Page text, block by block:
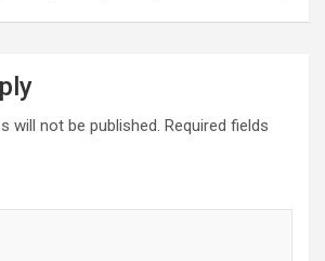
will not be published. Required fields